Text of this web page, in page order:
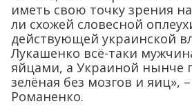
иметь свою точку зрения
ли схожей словесной
действующей украинской
Лукашенко всё-таки
яйцами, а Украиной нынче
зелёная без мозгов и яиц»,
Романенко.